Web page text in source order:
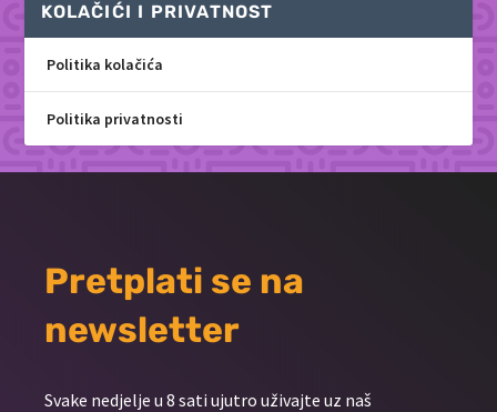
KOLAČIĆI I PRIVATNOST
Politika kolačića
Politika privatnosti
Pretplati se na
newsletter
Svake nedjelje u 8 sati ujutro uživajte uz naš